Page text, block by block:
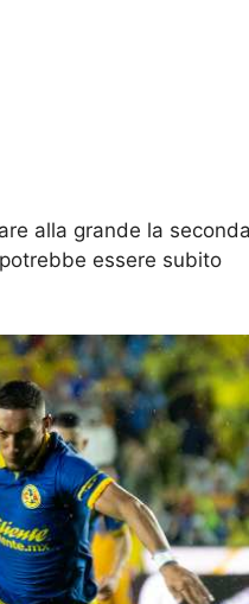
alla grande la
essere subito